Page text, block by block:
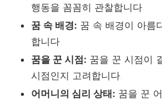
행동을 꼼꼼히 관찰합니다.
꿈 속 배경: 꿈 속 배경이 아름
합니다.
꿈을 꾼 시점: 꿈을 꾼 시점이
시점인지 고려합니다.
어머니의 심리 상태: 꿈을 꾼